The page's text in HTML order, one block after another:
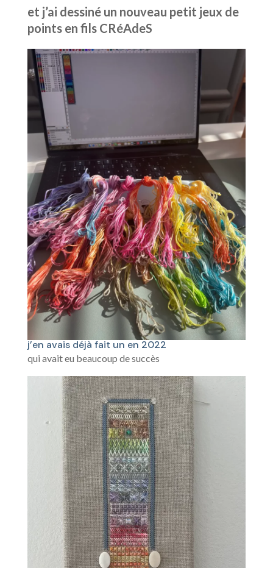
et j’ai dessiné un nouveau petit jeux de
points en fils CRéAdeS
j’en avais déjà fait un en 2022
qui avait eu beaucoup de succès